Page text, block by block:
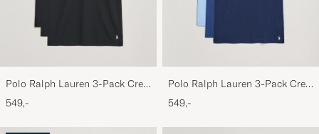
Polo Ralph Lauren 3-Pack Crew
Neck T-Shirt Black
549,-
Polo Ralph Lauren 3-Pack Crew
Neck T-Shirt Navy/Light
Navy/Elite Blue
549,-